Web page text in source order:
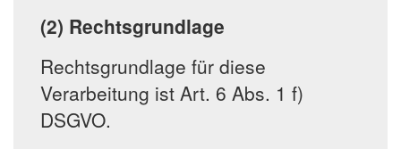
(2) Rechtsgrundlage
Rechtsgrundlage für diese
Verarbeitung ist Art. 6 Abs. 1 f)
DSGVO.